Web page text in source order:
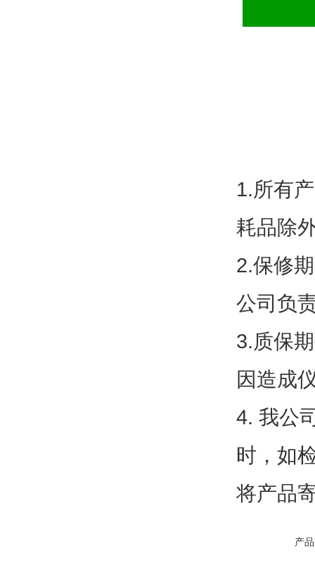
1.所有
耗品除
2.保修
公司负
3.质保
因造成
4. 我公
时，如
将产品
产